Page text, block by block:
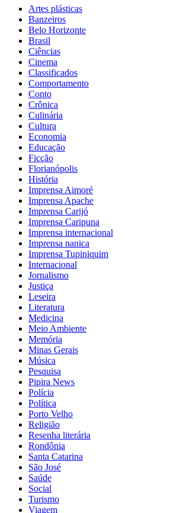
Artes plásticas
Banzeiros
Belo Horizonte
Brasil
Ciências
Cinema
Classificados
Comportamento
Conto
Crônica
Culinária
Cultura
Economia
Educação
Ficção
Florianópolis
História
Imprensa Aimoré
Imprensa Apache
Imprensa Carijó
Imprensa Caripuna
Imprensa internacional
Imprensa nanica
Imprensa Tupiniquim
Internacional
Jornalismo
Justiça
Leseira
Literatura
Medicina
Meio Ambiente
Memória
Minas Gerais
Música
Pesquisa
Pipira News
Polícia
Política
Porto Velho
Religião
Resenha literária
Rondônia
Santa Catarina
São José
Saúde
Social
Turismo
Viagem